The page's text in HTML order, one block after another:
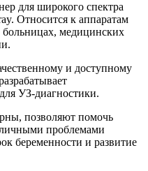
для широкого спектра
Относится к аппаратам
больницах, медицинских
и доступному
УЗ-диагностики.
позволяют помочь
проблемами
беременности и развитие